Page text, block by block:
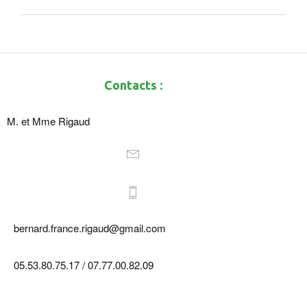
Contacts :
M. et Mme Rigaud
bernard.france.rigaud@gmail.com
05.53.80.75.17 / 07.77.00.82.09